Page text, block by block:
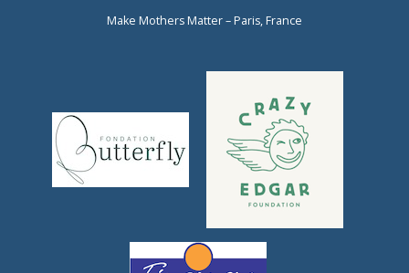
Make Mothers Matter – Paris, France